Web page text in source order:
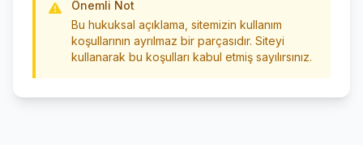
Önemli Not
Bu hukuksal açıklama, sitemizin kullanım
koşullarının ayrılmaz bir parçasıdır. Siteyi
kullanarak bu koşulları kabul etmiş sayılırsınız.